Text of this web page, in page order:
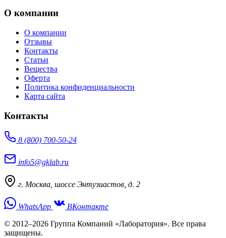
О компании
О компании
Отзывы
Контакты
Статьи
Вещества
Оферта
Политика конфиденциальности
Карта сайта
Контакты
8 (800) 700-50-24
info5@gklab.ru
г. Москва, шоссе Энтузиастов, д. 2
WhatsApp
ВКонтакте
© 2012–2026 Группа Компаний «Лаборатория». Все права
защищены.